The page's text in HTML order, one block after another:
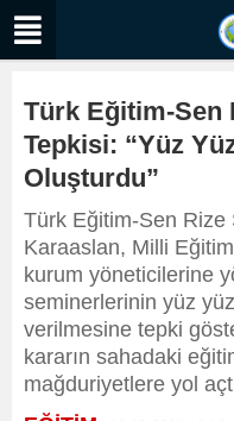
Türk Eğitim-Sen
Tepkisi: “Yüz
Oluşturdu”
Türk Eğitim-Sen Rize
Karaaslan, Milli
kurum yöneticilerine
seminerlerinin yüz
verilmesine tepki
kararın sahadaki
mağduriyetlere yol